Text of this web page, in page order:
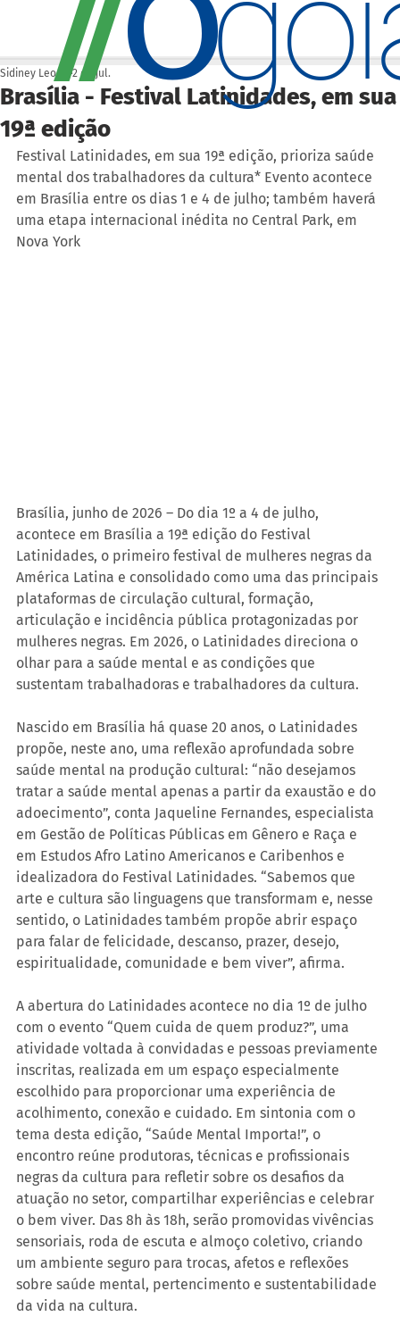
Brasília - Festival Latinidades, em sua
19ª edição
Sidiney Leonis 2 de jul.
Festival Latinidades, em sua 19ª edição, prioriza saúde
mental dos trabalhadores da cultura* Evento acontece
em Brasília entre os dias 1 e 4 de julho; também haverá
uma etapa internacional inédita no Central Park, em
Nova York
Brasília, junho de 2026 – Do dia 1º a 4 de julho,
acontece em Brasília a 19ª edição do Festival
Latinidades, o primeiro festival de mulheres negras da
América Latina e consolidado como uma das principais
plataformas de circulação cultural, formação,
articulação e incidência pública protagonizadas por
mulheres negras. Em 2026, o Latinidades direciona o
olhar para a saúde mental e as condições que
sustentam trabalhadoras e trabalhadores da cultura.
Nascido em Brasília há quase 20 anos, o Latinidades
propõe, neste ano, uma reflexão aprofundada sobre
saúde mental na produção cultural: “não desejamos
tratar a saúde mental apenas a partir da exaustão e do
adoecimento”, conta Jaqueline Fernandes, especialista
em Gestão de Políticas Públicas em Gênero e Raça e
em Estudos Afro Latino Americanos e Caribenhos e
idealizadora do Festival Latinidades. “Sabemos que
arte e cultura são linguagens que transformam e, nesse
sentido, o Latinidades também propõe abrir espaço
para falar de felicidade, descanso, prazer, desejo,
espiritualidade, comunidade e bem viver”, afirma.
A abertura do Latinidades acontece no dia 1º de julho
com o evento “Quem cuida de quem produz?”, uma
atividade voltada à convidadas e pessoas previamente
inscritas, realizada em um espaço especialmente
escolhido para proporcionar uma experiência de
acolhimento, conexão e cuidado. Em sintonia com o
tema desta edição, “Saúde Mental Importa!”, o
encontro reúne produtoras, técnicas e profissionais
negras da cultura para refletir sobre os desafios da
atuação no setor, compartilhar experiências e celebrar
o bem viver. Das 8h às 18h, serão promovidas vivências
sensoriais, roda de escuta e almoço coletivo, criando
um ambiente seguro para trocas, afetos e reflexões
sobre saúde mental, pertencimento e sustentabilidade
da vida na cultura.